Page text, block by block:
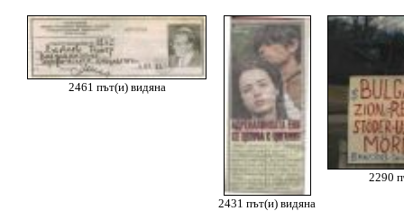
2461 път(и) видяна
2431 път(и) видяна
2290